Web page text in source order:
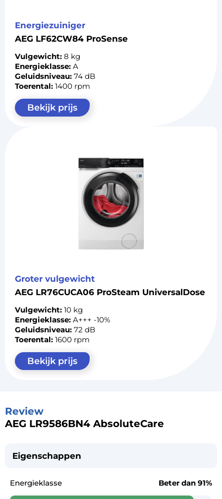
Energiezuiniger
AEG LF62CW84 ProSense
Vulgewicht: 8 kg
Energieklasse: A
Geluidsniveau: 74 dB
Toerental: 1400 rpm
Bekijk prijs
Groter vulgewicht
AEG LR76CUCA06 ProSteam UniversalDose
Vulgewicht: 10 kg
Energieklasse: A+++ -10%
Geluidsniveau: 72 dB
Toerental: 1600 rpm
Bekijk prijs
Review
AEG LR9586BN4 AbsoluteCare
Eigenschappen
Energieklasse Beter dan 91%